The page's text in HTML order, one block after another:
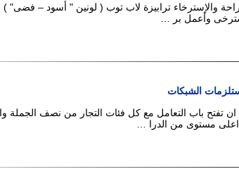
والإسترخاء ترابيزة لاب توب ( لونين " أسود – فضى" )
وأعمل بر …
الشبكات
ان تفتح باب التعامل مع كل فئات التجار من نصف الجملة
مستوى من الدرا …